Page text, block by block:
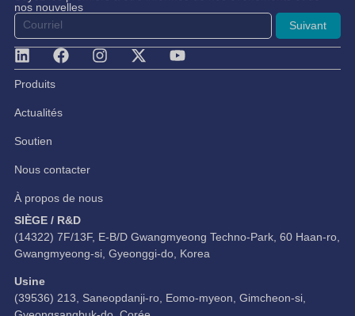
nos nouvelles
Suivant
Produits
Actualités
Soutien
Nous contacter
À propos de nous
SIÈGE / R&D
(14322) 7F/13F, E-B/D Gwangmyeong Techno-Park, 60 Haan-ro,
Gwangmyeong-si, Gyeonggi-do, Korea
Usine
(39536) 213, Saneopdanji-ro, Eomo-myeon, Gimcheon-si,